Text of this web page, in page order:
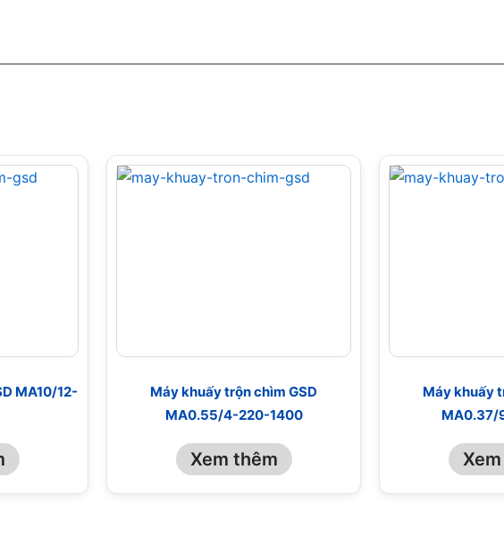
MA10/12-
Máy khuấy trộn chìm GSD
MA0.55/4-220-1400
Xem thêm
Máy khuấy